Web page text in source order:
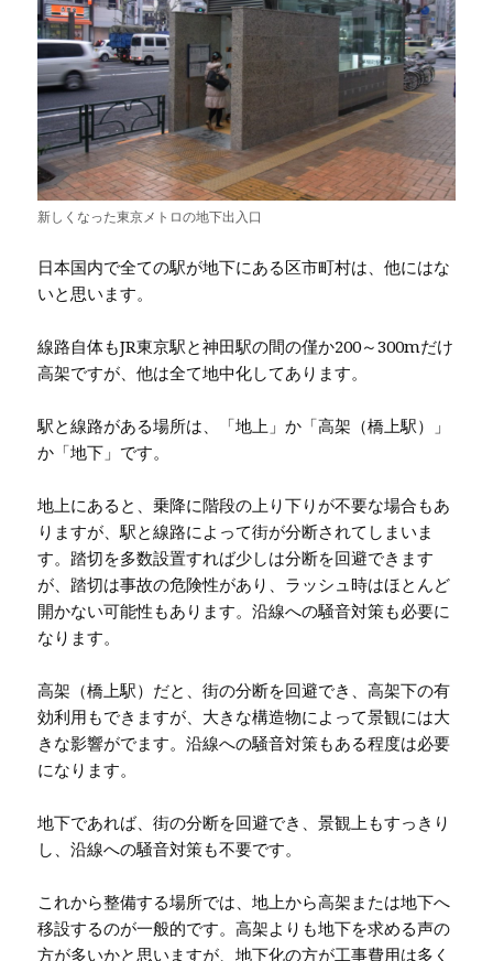
新しくなった東京メトロの地下出入口
日本国内で全ての駅が地下にある区市町村は、他にはな
いと思います。
線路自体もJR東京駅と神田駅の間の僅か200～300mだけ
高架ですが、他は全て地中化してあります。
駅と線路がある場所は、「地上」か「高架（橋上駅）」
か「地下」です。
地上にあると、乗降に階段の上り下りが不要な場合もあ
りますが、駅と線路によって街が分断されてしまいま
す。踏切を多数設置すれば少しは分断を回避できます
が、踏切は事故の危険性があり、ラッシュ時はほとんど
開かない可能性もあります。沿線への騒音対策も必要に
なります。
高架（橋上駅）だと、街の分断を回避でき、高架下の有
効利用もできますが、大きな構造物によって景観には大
きな影響がでます。沿線への騒音対策もある程度は必要
になります。
地下であれば、街の分断を回避でき、景観上もすっきり
し、沿線への騒音対策も不要です。
これから整備する場所では、地上から高架または地下へ
移設するのが一般的です。高架よりも地下を求める声の
方が多いかと思いますが、地下化の方が工事費用は多く